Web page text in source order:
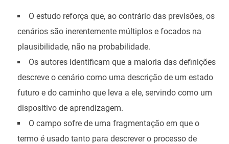
O estudo reforça que, ao contrário das previsões, os
cenários são inerentemente múltiplos e focados na
plausibilidade, não na probabilidade.
Os autores identificam que a maioria das definições
descreve o cenário como uma descrição de um estado
futuro e do caminho que leva a ele, servindo como um
dispositivo de aprendizagem.
O campo sofre de uma fragmentação em que o
termo é usado tanto para descrever o processo de